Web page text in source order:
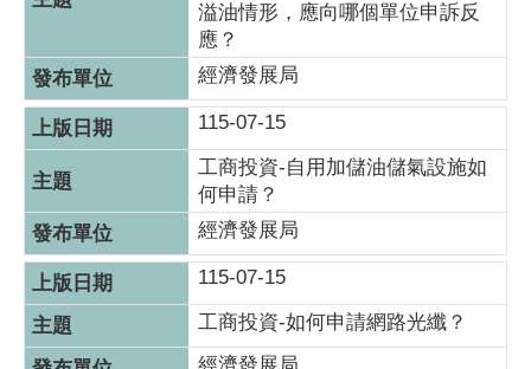
溢油情形，應向哪個單位申訴反
應？
經濟發展局
115-07-15
工商投資-自用加儲油儲氣設施如
何申請？
經濟發展局
115-07-15
工商投資-如何申請網路光纖？